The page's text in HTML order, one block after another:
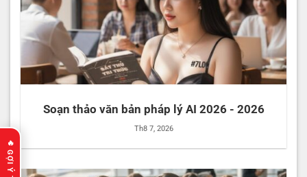
Soạn thảo văn bản pháp lý AI 2026 - 2026
Th8 7, 2026